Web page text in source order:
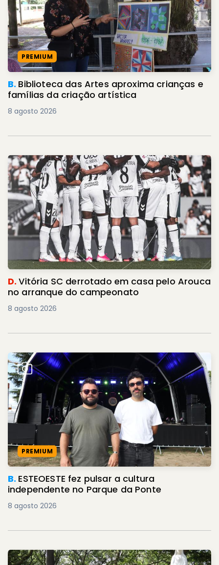
PREMIUM
B. Biblioteca das Artes aproxima crianças e
famílias da criação artística
8 agosto 2026
D.Vitória SC derrotado em casa pelo Arouca
no arranque do campeonato
8 agosto 2026
PREMIUM
B. ESTEOESTE fez pulsar a cultura
independente no Parque da Ponte
8 agosto 2026